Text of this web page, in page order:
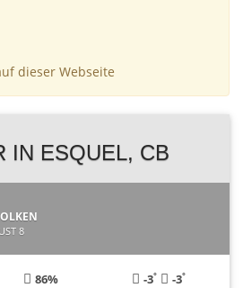
dieser Webseite
IN ESQUEL, CB
8
86% -3° -3°